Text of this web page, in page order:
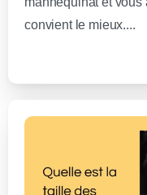
convient le mieux....